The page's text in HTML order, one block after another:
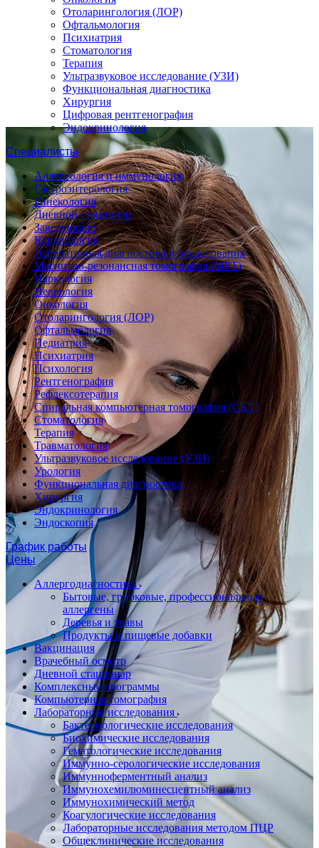
Отоларингология (ЛОР)
Офтальмология
Психиатрия
Стоматология
Терапия
Ультразвуковое исследование (УЗИ)
Функциональная диагностика
Хирургия
Цифровая рентгенография
Эндокринология
Специалисты
Аллергология и иммунология
Гастроэнтерология
Гинекология
Дневной стационар
Заведующие
Кардиология
Лабораторная диагностика и исследования
Магнитно-резонансная томография (МРТ)
Наркология
Неврология
Онкология
Отоларингология (ЛОР)
Офтальмология
Педиатрия
Психиатрия
Психология
Рентгенография
Рефлексотерапия
Спиральная компьютерная томография (СКТ)
Стоматология
Терапия
Травматология
Ультразвуковое исследование (УЗИ)
Урология
Функциональная диагностика
Хирургия
Эндокринология
Эндоскопия
График работы
Цены
Аллергодиагностика
Бытовые, грибковые, профессиональные
аллергены
Деревья и травы
Продукты и пищевые добавки
Вакцинация
Врачебный осмотр
Дневной стационар
Комплексные программы
Компьютерная томография
Лабораторные исследования
Бактериологические исследования
Биохимические исследования
Гематологические исследования
Иммунно-серологические исследования
Иммунноферментный анализ
Иммунохемилюминесцентный анализ
Иммунохимический метод
Коагулогические исследования
Лабораторные исследования методом ПЦР
Общеклинические исследования